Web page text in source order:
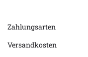
Zahlungsarten
Versandkosten